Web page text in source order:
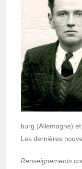
burg (Alle­magne)
Les dernières
Rensei­gne­ments